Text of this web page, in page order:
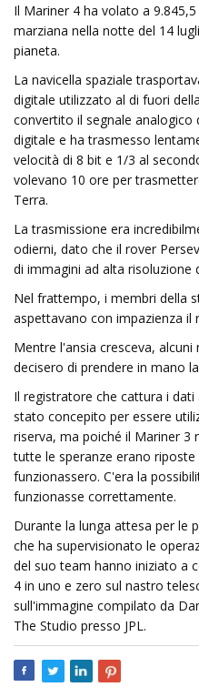
Il Mariner 4 ha volato a
marziana nella notte del 14
pianeta.
La navicella spaziale
digitale utilizzato al di fuori
convertito il segnale
digitale e ha trasmesso
velocità di 8 bit e 1/3 al
volevano 10 ore per
Terra.
La trasmissione era
odierni, dato che il rover
di immagini ad alta risoluzione
Nel frattempo, i membri della
aspettavano con impazienza il
Mentre l'ansia cresceva,
decisero di prendere in mano
Il registratore che cattura i
stato concepito per essere
riserva, ma poiché il Mariner 3
tutte le speranze erano
funzionassero. C'era la
funzionasse correttamente.
Durante la lunga attesa per le
che ha supervisionato le
del suo team hanno iniziato a
4 in uno e zero sul nastro
sull'immagine compilato da
The Studio presso JPL.